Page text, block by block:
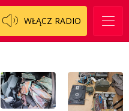
WŁĄCZ RADIO